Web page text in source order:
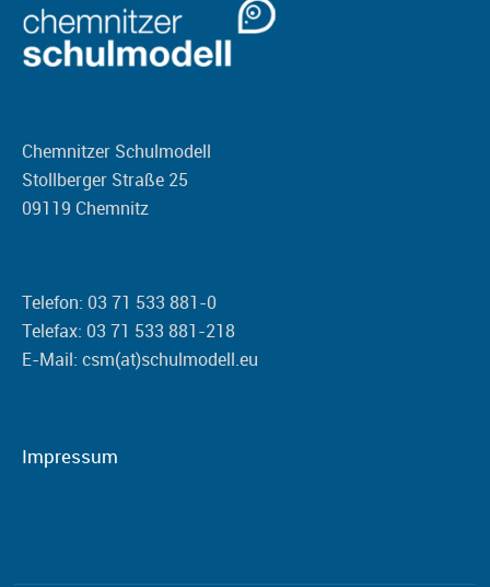
Chemnitzer Schulmodell
Stollberger Straße 25
09119 Chemnitz
Telefon: 03 71 533 881-0
Telefax: 03 71 533 881-218
E-Mail: csm(at)schulmodell.eu
Impressum